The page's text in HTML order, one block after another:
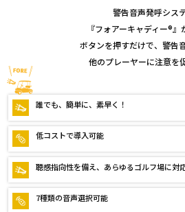
警告音声発呼シス
『フォアーキャディー®』
ボタンを押すだけで、警告
他のプレーヤーに注意を
誰でも、簡単に、素早く！
低コストで導入可能
聴感指向性を備え、あらゆるゴルフ場に対
7種類の音声選択可能